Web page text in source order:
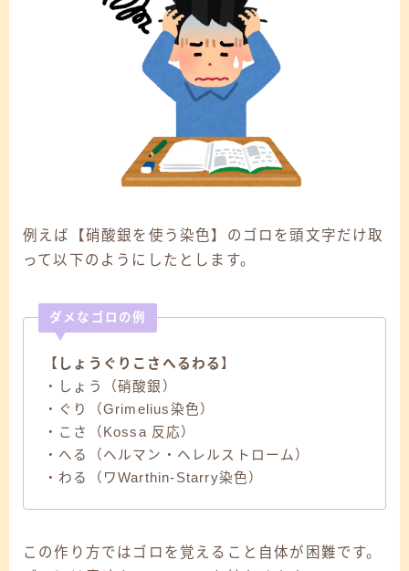
例えば【硝酸銀を使う染色】のゴロを頭文字だけ取
って以下のようにしたとします。
ダメなゴロの例
【しょうぐりこさへるわる 】
・しょう（硝酸銀）
・ぐり（Grimelius染色）
・こさ（Kossa 反応）
・へる（ヘルマン・ヘレルストローム）
・わる（ワWarthin-Starry染色）
この作り方ではゴロを覚えること自体が困難です。